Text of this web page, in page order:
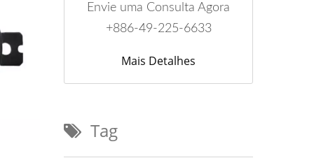
Envie uma Consulta Agora
+886-49-225-6633
Mais Detalhes
Tag